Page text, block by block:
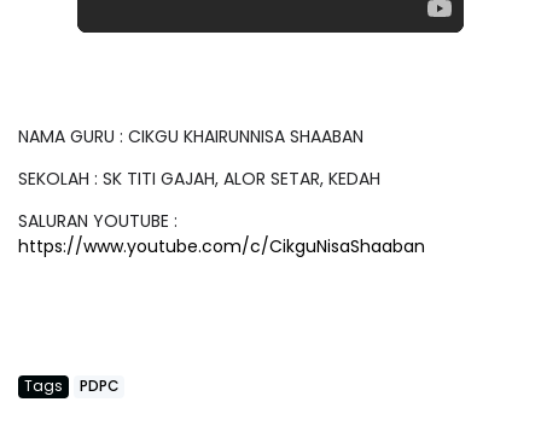
NAMA GURU : CIKGU KHAIRUNNISA SHAABAN
SEKOLAH : SK TITI GAJAH, ALOR SETAR, KEDAH
SALURAN YOUTUBE :
https://www.youtube.com/c/CikguNisaShaaban
Tags PDPC